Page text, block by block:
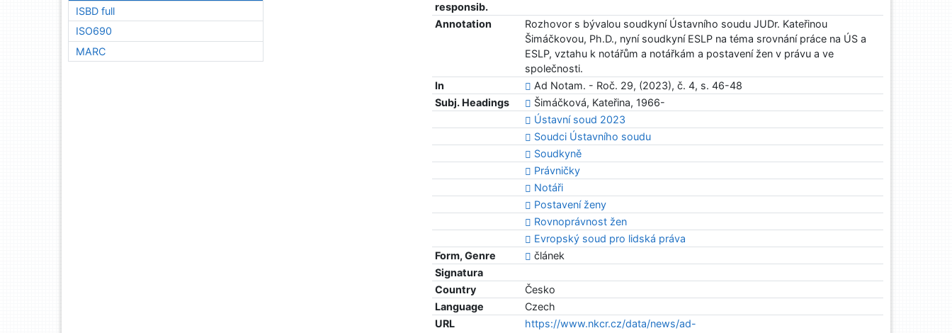
responsib.
Annotation
Rozhovor s bývalou soudkyní Ústavního soudu JUDr. Kateřinou
Šimáčkovou, Ph.D., nyní soudkyní ESLP na téma srovnání práce na ÚS a
ESLP, vztahu k notářům a notářkám a postavení žen v právu a ve
společnosti.
In
Ad Notam. - Roč. 29, (2023), č. 4, s. 46-48
Subj. Headings
Šimáčková, Kateřina, 1966-
Ústavní soud 2023
Soudci Ústavního soudu
Soudkyně
Právničky
Notáři
Postavení ženy
Rovnoprávnost žen
Evropský soud pro lidská práva
Form, Genre
článek
Signatura
Country
Česko
Language
Czech
URL
https://www.nkcr.cz/data/news/ad-
ISBD full
ISO690
MARC